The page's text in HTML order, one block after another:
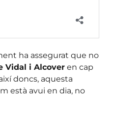
ha assegurat que no
Vidal i Alcover en cap
doncs, aquesta
està avui en dia, no